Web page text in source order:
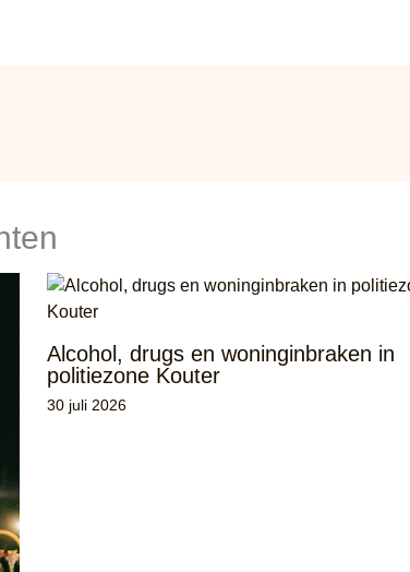
Alcohol, drugs en woninginbraken in
politiezone Kouter
30 juli 2026